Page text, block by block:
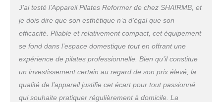
J’ai testé l’Appareil Pilates Reformer de chez SHAIRMB, et
je dois dire que son esthétique n’a d’égal que son
efficacité. Pliable et relativement compact, cet équipement
se fond dans l’espace domestique tout en offrant une
expérience de pilates professionnelle. Bien qu’il constitue
un investissement certain au regard de son prix élevé, la
qualité de l’appareil justifie cet écart pour tout passionné
qui souhaite pratiquer régulièrement à domicile. La